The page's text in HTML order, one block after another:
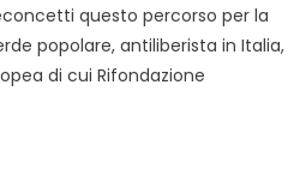
questo percorso per la
popolare, antiliberista in Italia,
di cui Rifondazione